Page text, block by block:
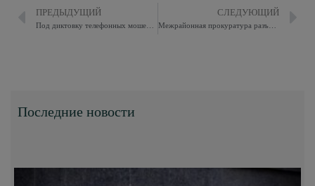
ПРЕДЫДУЩИЙ
Под диктовку телефонных мошенников пенсионер перевел злоумышленникам более 10,3 млн рублей, полагая что «спасает» сбережения
СЛЕДУЮЩИЙ
Межрайонная прокуратура разъясняет
Последние новости